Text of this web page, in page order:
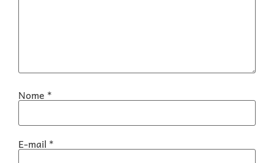
Nome *
E-mail *